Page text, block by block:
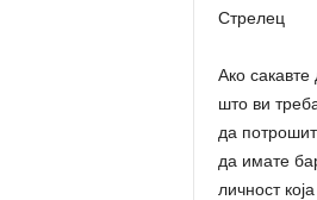
Стрелец
Ако
што ви
да
да имате
личност